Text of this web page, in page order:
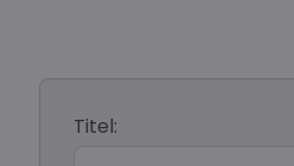
Titel: